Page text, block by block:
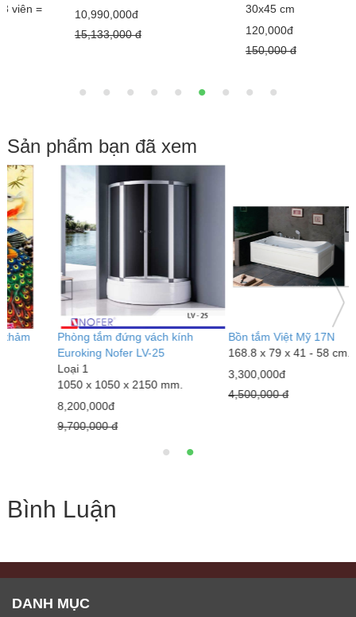
10,990,000đ
Sản phẩm bạn đã xem
Phòng tắm đứng vách kính
Euroking Nofer LV-25
1050 x 1050 x 2150 mm.
8,200,000đ
9,700,000 đ
Bồn tắm Việt Mỹ 17N
168.8 x 79 x 41 - 58 cm.
3,300,000đ
4,500,000 đ
Bình Luận
DANH MỤC